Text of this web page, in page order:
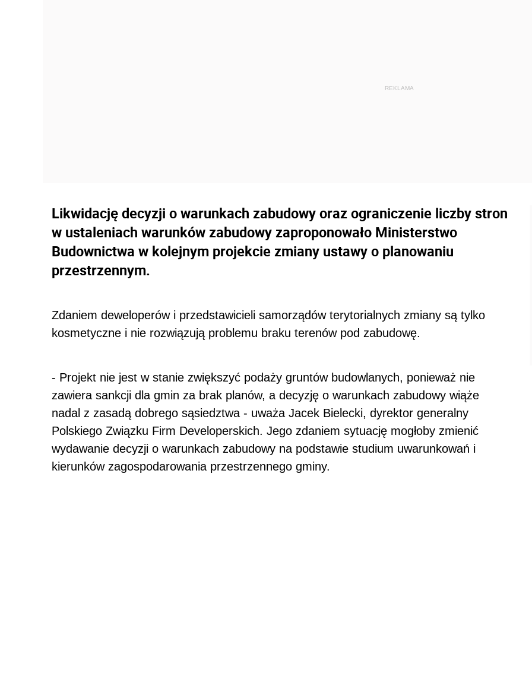
Likwidację decyzji o warunkach zabudowy oraz ograniczenie liczby stron
w ustaleniach warunków zabudowy zaproponowało Ministerstwo
Budownictwa w kolejnym projekcie zmiany ustawy o planowaniu
przestrzennym.
Zdaniem deweloperów i przedstawicieli samorządów terytorialnych zmiany są tylko
kosmetyczne i nie rozwiązują problemu braku terenów pod zabudowę.
- Projekt nie jest w stanie zwiększyć podaży gruntów budowlanych, ponieważ nie
zawiera sankcji dla gmin za brak planów, a decyzję o warunkach zabudowy wiąże
nadal z zasadą dobrego sąsiedztwa - uważa Jacek Bielecki, dyrektor generalny
Polskiego Związku Firm Developerskich. Jego zdaniem sytuację mogłoby zmienić
wydawanie decyzji o warunkach zabudowy na podstawie studium uwarunkowań i
kierunków zagospodarowania przestrzennego gminy.